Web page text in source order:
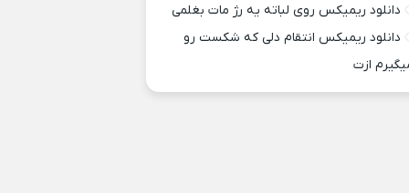
دانلود ریمیکس روی لباته یه رژ مات بغلمی
دانلود ریمیکس انتقام دلی که شکست رو
ازت